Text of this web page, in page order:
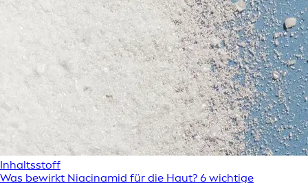
Inhaltsstoff
Was bewirkt Niacinamid für die Haut? 6 wichtige